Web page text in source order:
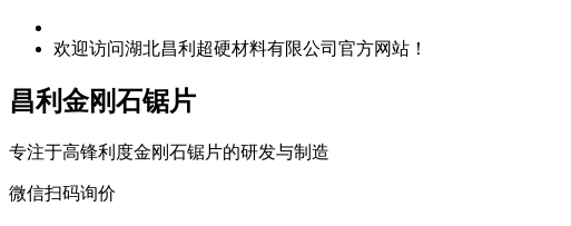
欢迎访问湖北昌利超硬材料有限公司官方网站！
昌利金刚石锯片
专注于高锋利度金刚石锯片的研发与制造
微信扫码询价